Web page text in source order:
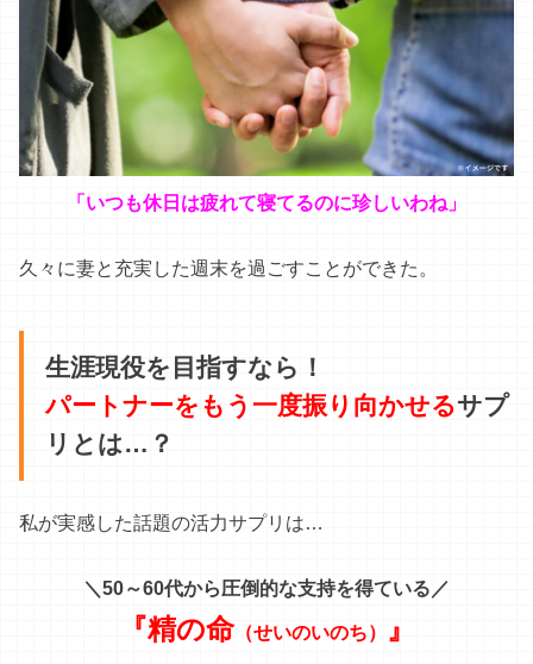
久々に妻と充実した週末を過ごすことができた。
生涯現役を目指すなら！
パートナーをもう一度振り向かせる
＼50～60代から圧倒的な支持を得ている／
『精の命（せいのいのち）』